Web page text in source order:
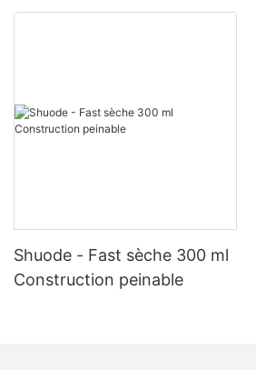
Shuode - Fast sèche 300 ml
Construction peinable